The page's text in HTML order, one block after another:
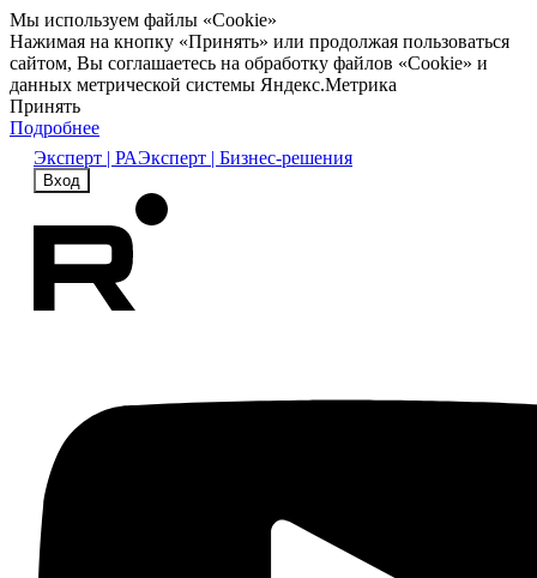
Мы используем файлы «Cookie»
Нажимая на кнопку «Принять» или продолжая пользоваться
сайтом, Вы соглашаетесь на обработку файлов «Cookie» и
данных метрической системы Яндекс.Метрика
Принять
Подробнее
Эксперт | РАЭксперт | Бизнес-решения
Вход